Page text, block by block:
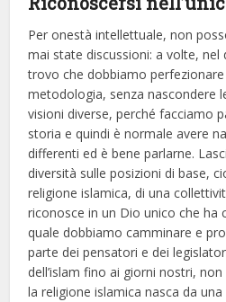
Per onestà intellettuale, non
mai state discussioni: a volte,
trovo che dobbiamo perfezionare
metodologia, senza nascondere
visioni diverse, perché facciamo
storia e quindi è normale avere
differenti ed è bene parlarne.
diversità sulle posizioni di base,
religione islamica, di una
riconosce in un Dio unico che ha
quale dobbiamo camminare e
parte dei pensatori e dei
dell’islam fino ai giorni nostri,
la religione islamica nasca da